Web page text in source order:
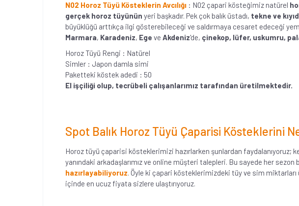
N02 Horoz Tüyü Kösteklerin Avcılığı : N02 çapari kösteğimiz natürel
gerçek horoz tüyünün yeri başkadır. Pek çok balık üstadı, tekne ve
büyüklüğü arttıkça ilgi gösterebileceği ve saldırmaya cesaret edeceği
Marmara, Karadeniz, Ege ve Akdeniz'de, çinekop, lüfer, uskumru,
Horoz Tüyü Rengi : Natürel
Simler : Japon damla simi
Paketteki köstek adedi : 50
El işçiliği olup, tecrübeli çalışanlarımız tarafından üretilmektedir.
Spot Balık Horoz Tüyü Çaparisi Kösteklerini
Horoz tüyü çaparisi kösteklerimizi hazırlarken şunlardan
yanındaki arkadaşlarımız ve online müşteri talepleri. Bu sayede her sezon
hazırlayabiliyoruz. Öyle ki çapari kösteklerimizdeki tüy ve sim
içinde en ucuz fiyata sizlere ulaştırıyoruz.